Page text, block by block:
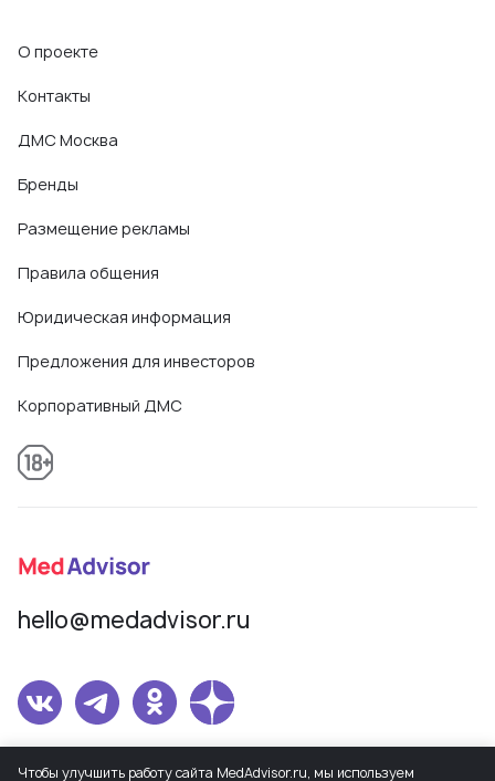
О проекте
Контакты
ДМС Москва
Бренды
Размещение рекламы
Правила общения
Юридическая информация
Предложения для инвесторов
Корпоративный ДМС
hello@medadvisor.ru
Чтобы улучшить работу сайта MedAdvisor.ru, мы используем